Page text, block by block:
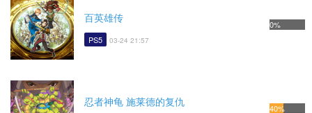
百英雄传
PS5 03-24 21:57
0%
忍者神龟 施莱德的复仇 40%